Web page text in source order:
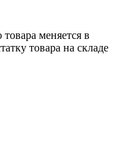
меняется в
товара на складе